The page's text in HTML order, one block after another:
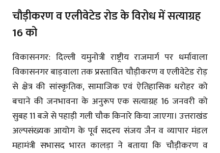
चौड़ीकरण व एलीवेटेड रोड के विरोध में सत्याग्रह
16 को
विकासनगर: दिल्ली यमुनोत्री राष्ट्रीय राजमार्ग पर धर्मावाला
विकासनगर बाड़वाला तक प्रस्तावित चौड़ीकरण व एलीवेटेड रोड़
से क्षेत्र की सांस्कृतिक, सामाजिक एवं ऐतिहासिक धरोहर को
बचाने की जनभावना के अनुरूप एक सत्याग्रह 16 जनवरी को
सुबह 11 बजे से पहाड़ी गली चौक किनारे किया जाएगा। उत्तराखंड
अल्पसंख्यक आयोग के पूर्व सदस्य संजय जैन व व्यापार मंडल
महामंत्री सभासद भारत कालड़ा ने बताया कि चौड़ीकरण व